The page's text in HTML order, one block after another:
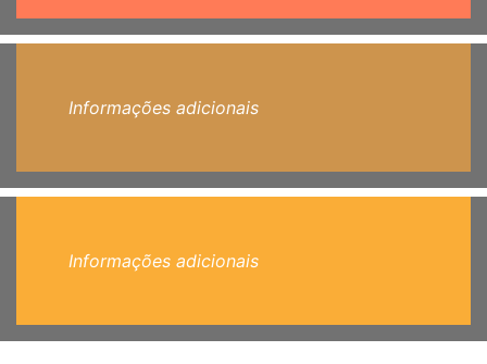
Informações adicionais
Informações adicionais